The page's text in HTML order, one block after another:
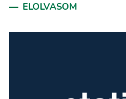
ELOLVASOM